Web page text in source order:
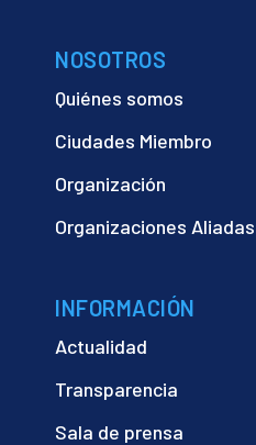
NOSOTROS
Quiénes somos
Ciudades Miembro
Organización
Organizaciones Aliadas
INFORMACIÓN
Actualidad
Transparencia
Sala de prensa